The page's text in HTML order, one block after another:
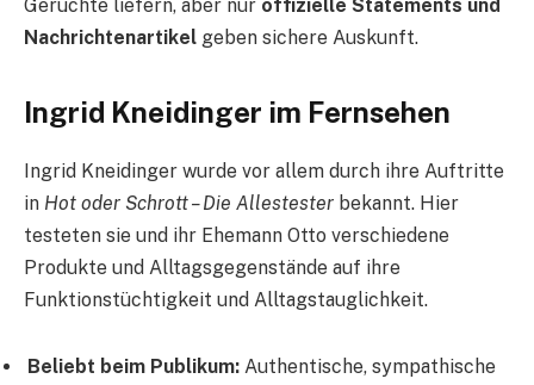
Gerüchte liefern, aber nur offizielle Statements und
Nachrichtenartikel geben sichere Auskunft.
Ingrid Kneidinger im Fernsehen
Ingrid Kneidinger wurde vor allem durch ihre Auftritte
in Hot oder Schrott – Die Allestester bekannt. Hier
testeten sie und ihr Ehemann Otto verschiedene
Produkte und Alltagsgegenstände auf ihre
Funktionstüchtigkeit und Alltagstauglichkeit.
Beliebt beim Publikum: Authentische, sympathische